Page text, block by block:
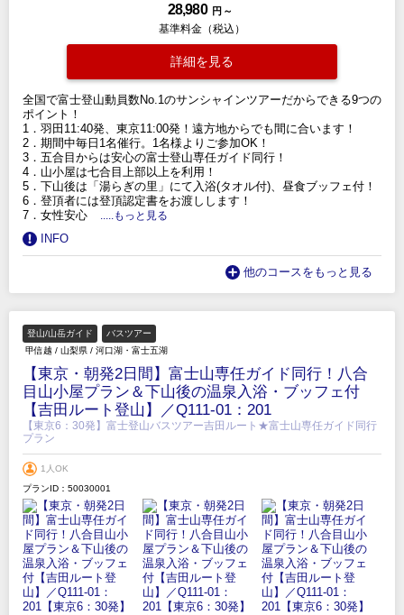
28,980 円 ～
基準料金（税込）
詳細を見る
全国で富士登山動員数No.1のサンシャインツアーだからできる9つの
ポイント！
1．羽田11:40発、東京11:00発！遠方地からでも間に合います！
2．期間中毎日1名催行。1名様よりご参加OK！
3．五合目からは安心の富士登山専任ガイド同行！
4．山小屋は七合目上部以上を利用！
5．下山後は「湯らぎの里」にて入浴(タオル付)、昼食ブッフェ付！
6．登頂者には登頂認定書をお渡しします！
7．女性安心
.....もっと見る
INFO
他のコースをもっと見る
登山/山岳ガイド
バスツアー
甲信越 / 山梨県 / 河口湖・富士五湖
【東京・朝発2日間】富士山専任ガイド同行！八合
目山小屋プラン＆下山後の温泉入浴・ブッフェ付
【吉田ルート登山】／Q111-01：201
【東京6：30発】富士登山バスツアー吉田ルート★富士山専任ガイド同行
プラン
1人OK
プランID：50030001